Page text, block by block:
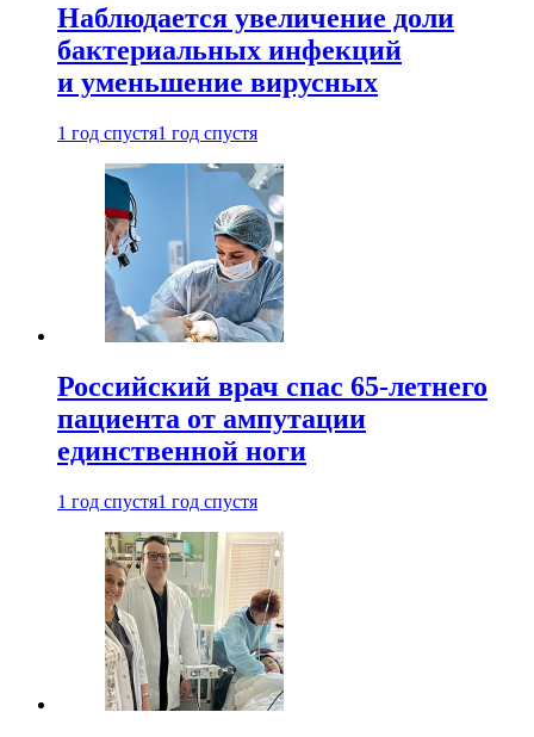
Наблюдается увеличение доли
бактериальных инфекций
и уменьшение вирусных
1 год спустя1 год спустя
Российский врач спас 65-летнего
пациента от ампутации
единственной ноги
1 год спустя1 год спустя